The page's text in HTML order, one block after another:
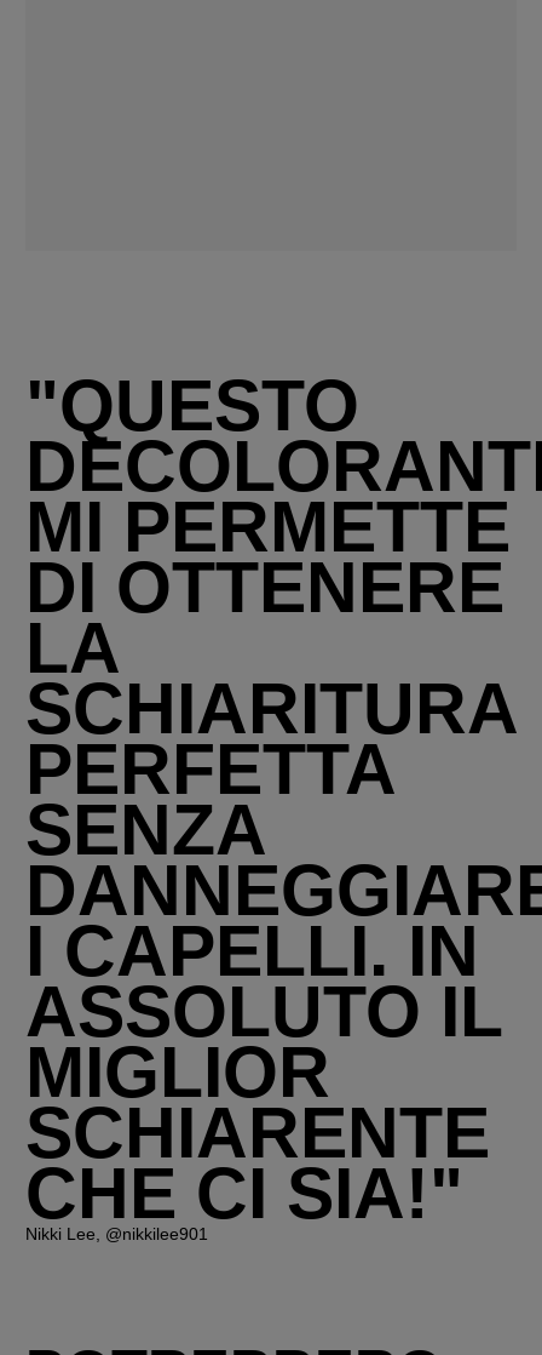
"QUESTO
MI PERMETTE
DI OTTENERE
LA
SCHIARITURA
PERFETTA
SENZA
I CAPELLI. IN
ASSOLUTO IL
MIGLIOR
SCHIARENTE
CHE CI SIA!"
Nikki Lee, @nikkilee901